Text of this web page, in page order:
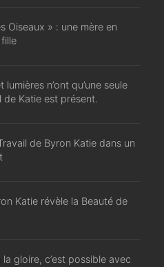
Oiseaux » : une mère en
n’ont qu’une seule
de Katie est présent.
de Byron Katie dans un
Katie révèle la Beauté de
la gloire, c’est possible avec